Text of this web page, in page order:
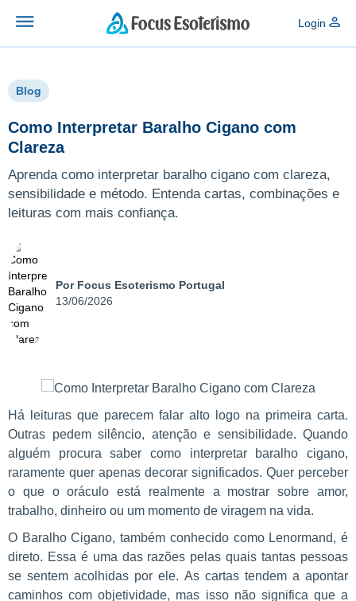
Login
Blog
Como Interpretar Baralho Cigano com
Clareza
Aprenda como interpretar baralho cigano com clareza,
sensibilidade e método. Entenda cartas, combinações e
leituras com mais confiança.
Por Focus Esoterismo Portugal
13/06/2026
Há leituras que parecem falar alto logo na primeira carta.
Outras pedem silêncio, atenção e sensibilidade. Quando
alguém procura saber como interpretar baralho cigano,
raramente quer apenas decorar significados. Quer perceber
o que o oráculo está realmente a mostrar sobre amor,
trabalho, dinheiro ou um momento de viragem na vida.
O Baralho Cigano, também conhecido como Lenormand, é
direto. Essa é uma das razões pelas quais tantas pessoas
se sentem acolhidas por ele. As cartas tendem a apontar
caminhos com objetividade, mas isso não significa que a